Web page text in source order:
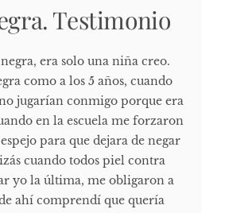
Testimonio
era solo una niña creo.
como a los 5 años, cuando
jugarían conmigo porque era
en la escuela me forzaron
para que dejara de negar
cuando todos piel contra
yo la última, me obligaron a
ahí comprendí que quería